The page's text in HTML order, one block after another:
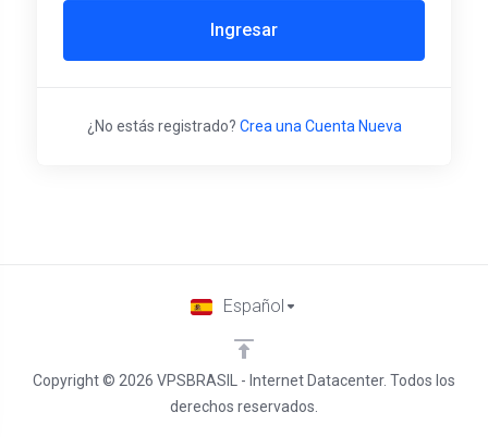
Ingresar
¿No estás registrado? Crea una Cuenta Nueva
Copyright © 2026 VPSBRASIL - Internet Datacenter. Todos los
derechos reservados.
Español